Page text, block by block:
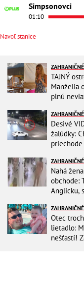
Simpsonovci
01:10
Navoľ stanice
ZAHRANIČNÉ
TAJNÝ
Manželia
plnú
ZAHRANIČNÉ
Desivé
žalúdky:
ZAHRANIČNÉ
Nahá
obchode:
Anglicku,
ZAHRANIČNÉ
Otec
lietadlo:
nešťastí!